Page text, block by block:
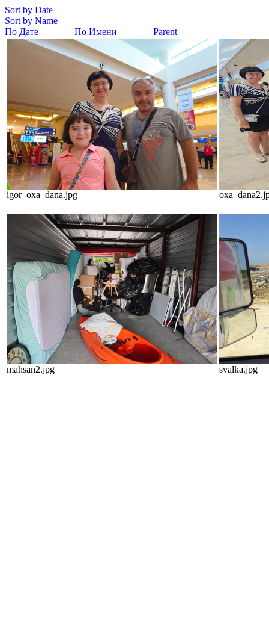
Sort by Date
Sort by Name
По Дате
По Имени Parent
igor_oxa_dana.jpg
mahsan2.jpg svalka.jpg